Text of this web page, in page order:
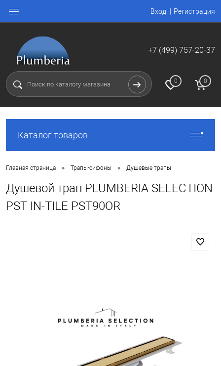
Вход Регистрация
+7 (499) 757-20-37
0 0
Каталог товаров
Главная страница • Трапы-сифоны • Душевые трапы
Душевой трап PLUMBERIA SELECTION
PST IN-TILE PST90OR